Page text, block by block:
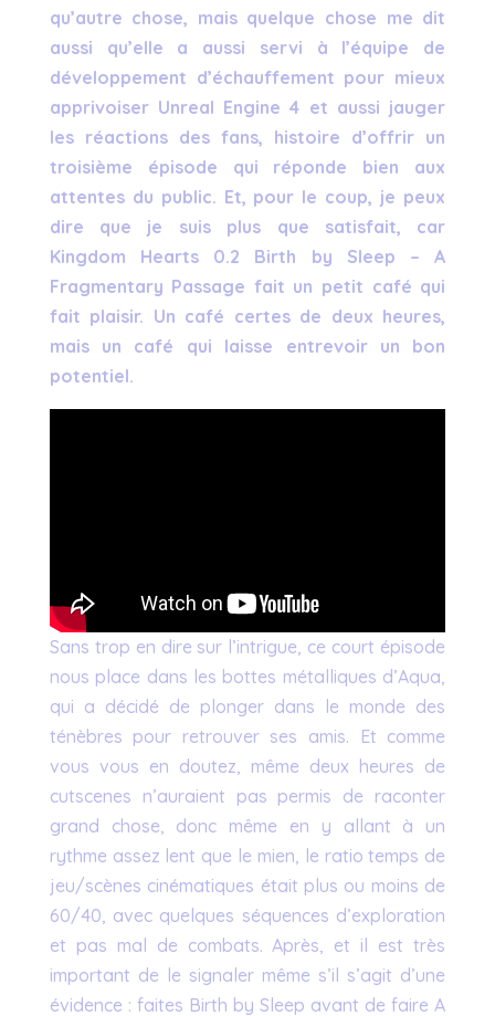
qu’autre chose, mais quelque chose me dit
aussi qu’elle a aussi servi à l’équipe de
développement d’échauffement pour mieux
apprivoiser Unreal Engine 4 et aussi jauger
les réactions des fans, histoire d’offrir un
troisième épisode qui réponde bien aux
attentes du public. Et, pour le coup, je peux
dire que je suis plus que satisfait, car
Kingdom Hearts 0.2 Birth by Sleep – A
Fragmentary Passage fait un petit café qui
fait plaisir. Un café certes de deux heures,
mais un café qui laisse entrevoir un bon
potentiel.
Sans trop en dire sur l’intrigue, ce court épisode
nous place dans les bottes métalliques d’Aqua,
qui a décidé de plonger dans le monde des
ténèbres pour retrouver ses amis. Et comme
vous vous en doutez, même deux heures de
cutscenes n’auraient pas permis de raconter
grand chose, donc même en y allant à un
rythme assez lent que le mien, le ratio temps de
jeu/scènes cinématiques était plus ou moins de
60/40, avec quelques séquences d’exploration
et pas mal de combats. Après, et il est très
important de le signaler même s’il s’agit d’une
évidence : faites Birth by Sleep avant de faire A